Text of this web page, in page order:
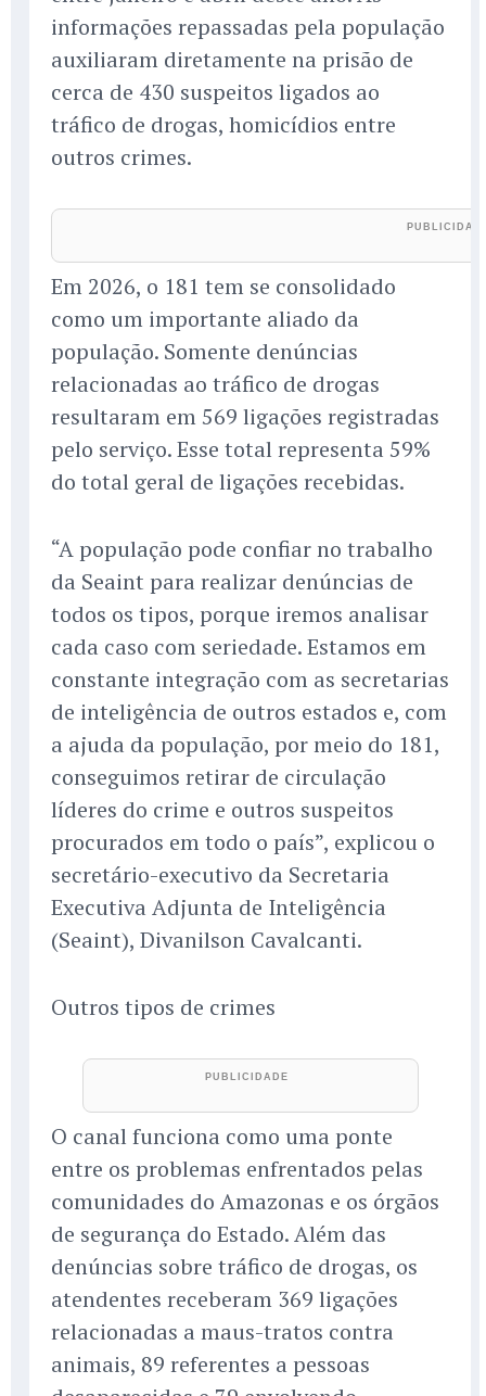
informações repassadas pela população
auxiliaram diretamente na prisão de
cerca de 430 suspeitos ligados ao
tráfico de drogas, homicídios entre
outros crimes.
Em 2026, o 181 tem se consolidado
como um importante aliado da
população. Somente denúncias
relacionadas ao tráfico de drogas
resultaram em 569 ligações registradas
pelo serviço. Esse total representa 59%
do total geral de ligações recebidas.
“A população pode confiar no trabalho
da Seaint para realizar denúncias de
todos os tipos, porque iremos analisar
cada caso com seriedade. Estamos em
constante integração com as secretarias
de inteligência de outros estados e, com
a ajuda da população, por meio do 181,
conseguimos retirar de circulação
líderes do crime e outros suspeitos
procurados em todo o país”, explicou o
secretário-executivo da Secretaria
Executiva Adjunta de Inteligência
(Seaint), Divanilson Cavalcanti.
Outros tipos de crimes
O canal funciona como uma ponte
entre os problemas enfrentados pelas
comunidades do Amazonas e os órgãos
de segurança do Estado. Além das
denúncias sobre tráfico de drogas, os
atendentes receberam 369 ligações
relacionadas a maus-tratos contra
animais, 89 referentes a pessoas